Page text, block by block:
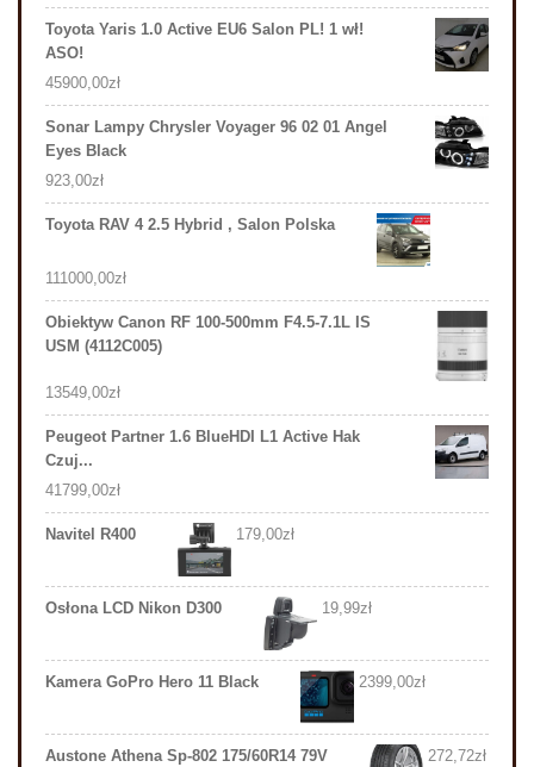
Toyota Yaris 1.0 Active EU6 Salon PL! 1 wł!
ASO!
45900,00zł
Sonar Lampy Chrysler Voyager 96 02 01 Angel
Eyes Black
923,00zł
Toyota RAV 4 2.5 Hybrid , Salon Polska
111000,00zł
Obiektyw Canon RF 100-500mm F4.5-7.1L IS
USM (4112C005)
13549,00zł
Peugeot Partner 1.6 BlueHDI L1 Active Hak
Czuj...
41799,00zł
Navitel R400 179,00zł
Osłona LCD Nikon D300 19,99zł
Kamera GoPro Hero 11 Black 2399,00zł
Austone Athena Sp-802 175/60R14 79V 272,72zł